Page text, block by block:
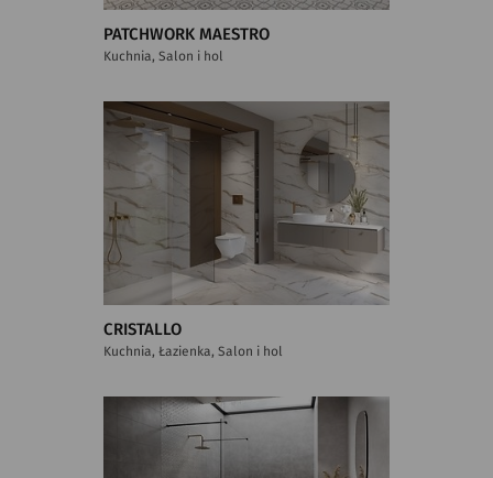
PATCHWORK MAESTRO
Kuchnia, Salon i hol
CRISTALLO
Kuchnia, Łazienka, Salon i hol